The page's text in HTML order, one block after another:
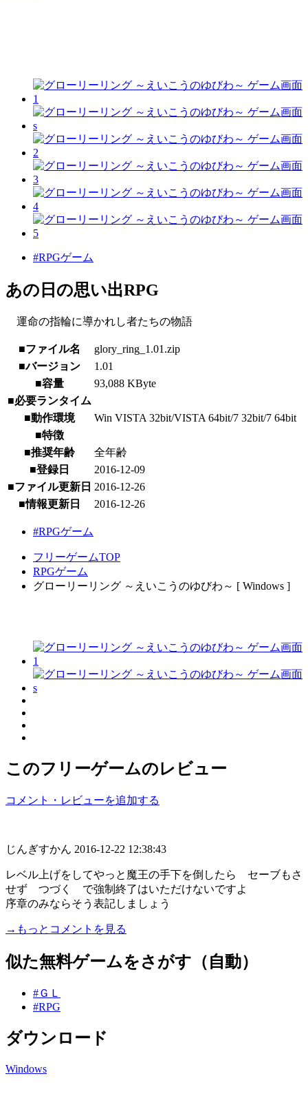
#RPGゲーム
あの日の思い出RPG
運命の指輪に導かれし者たちの物語
■ファイル名
glory_ring_1.01.zip
■バージョン
1.01
■容量
93,088 KByte
■必要ランタイム
■動作環境
Win VISTA 32bit/VISTA 64bit/7 32bit/7 64bit
■特徴
■推奨年齢
全年齢
■登録日
2016-12-09
■ファイル更新日 2016-12-26
■情報更新日
2016-12-26
#RPGゲーム
フリーゲームTOP
RPGゲーム
グローリーリング ～えいこうのゆびわ～ [ Windows ]
このフリーゲームのレビュー
コメント・レビューを追加する
じんぎすかん 2016-12-22 12:38:43
レベル上げをしてやっと魔王の手下を倒したら セーブもさ
せず つづく で強制終了はいただけないですよ
序章のみならそう表記しましょう
→もっとコメントを見る
似た無料ゲームをさがす（自動）
#ＧＬ
#RPG
ダウンロード
Windows